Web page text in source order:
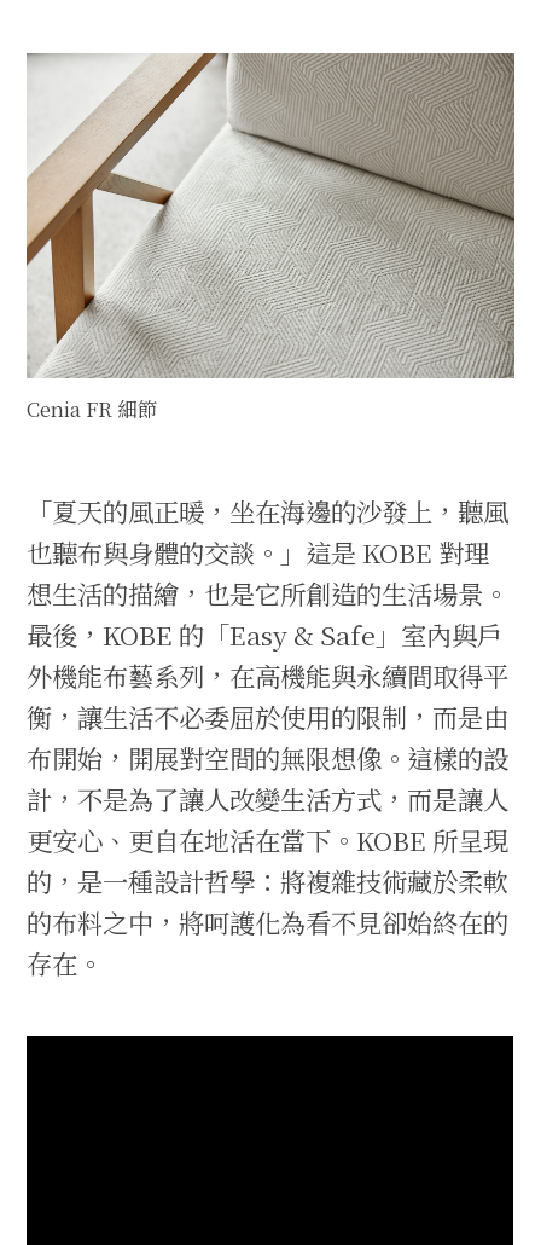
Cenia FR 細節
「夏天的風正暖，坐在海邊的沙發上，聽風
也聽布與身體的交談。」這是 KOBE 對理
想生活的描繪，也是它所創造的生活場景。
最後，KOBE 的「Easy & Safe」室內與戶
外機能布藝系列，在高機能與永續間取得平
衡，讓生活不必委屈於使用的限制，而是由
布開始，開展對空間的無限想像。這樣的設
計，不是為了讓人改變生活方式，而是讓人
更安心、更自在地活在當下。KOBE 所呈現
的，是一種設計哲學：將複雜技術藏於柔軟
的布料之中，將呵護化為看不見卻始終在的
存在。